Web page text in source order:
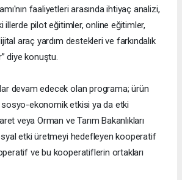
faaliyetleri arasında ihtiyaç analizi,
illerde pilot eğitimler, online eğitimler,
araç yardım destekleri ve farkındalık
diye konuştu.
devam edecek olan programa; ürün
ekonomik etkisi ya da etki
veya Orman ve Tarım Bakanlıkları
etki üretmeyi hedefleyen kooperatif
ve bu kooperatiflerin ortakları